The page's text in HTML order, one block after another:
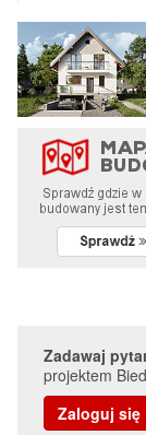
Zadawaj
projektem
Zaloguj się